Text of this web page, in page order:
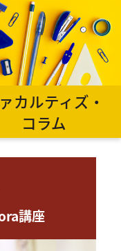
カルティズ・
コラム
講座